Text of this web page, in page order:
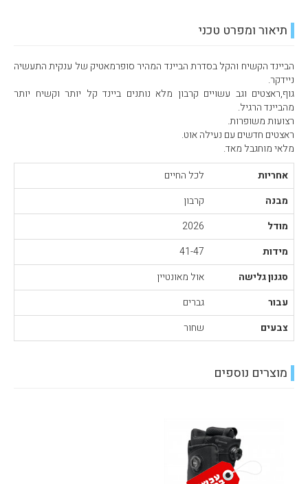
תיאור ומפרט טכני
הביינד הקשיח והקל בסדרת הביינד המהיר סופרמאטיק של ענקית התעשיה
ניידקר.
גוף,ראצטים וגב עשויים קרבון מלא נותנים ביינד קל יותר וקשיח יותר
מהביינד הרגיל.
רצועות משופרות.
ראצטים חדשים עם נעילה אוט.
מלאי מוחגבל מאד.
אחריות
לכל החיים
מבנה
קרבון
מודל
2026
מידות
41-47
סגנון גלישה
אול מאונטיין
עבור
גברים
צבעים
שחור
מוצרים נוספים